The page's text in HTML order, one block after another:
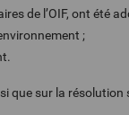
de l’OIF, ont été
;
que sur la